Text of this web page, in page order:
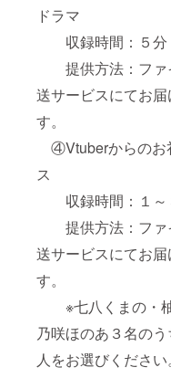
ドラマ
収録時間：５分
提供方法：ファ
送サービスにてお届
す。
④Vtuberからのお
ス
収録時間：１～
提供方法：ファ
送サービスにてお届
す。
※七八くまの・
乃咲ほのあ３名の
人をお選びください。